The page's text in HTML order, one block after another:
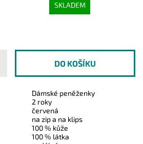
SKLADEM
Dámské peněženky
2 roky
červená
na zip a na klips
100 % kůže
100 % látka